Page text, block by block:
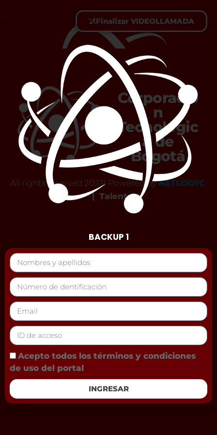
Finalizar VIDEOLLAMADA
Corporació
n
Tecnológic
a de
Bogotá
All rights reserved 2023| Powered byNETLOGYC
|
Talent
BACKUP 1
Acepto todos los términos y condiciones
de uso del portal
INGRESAR